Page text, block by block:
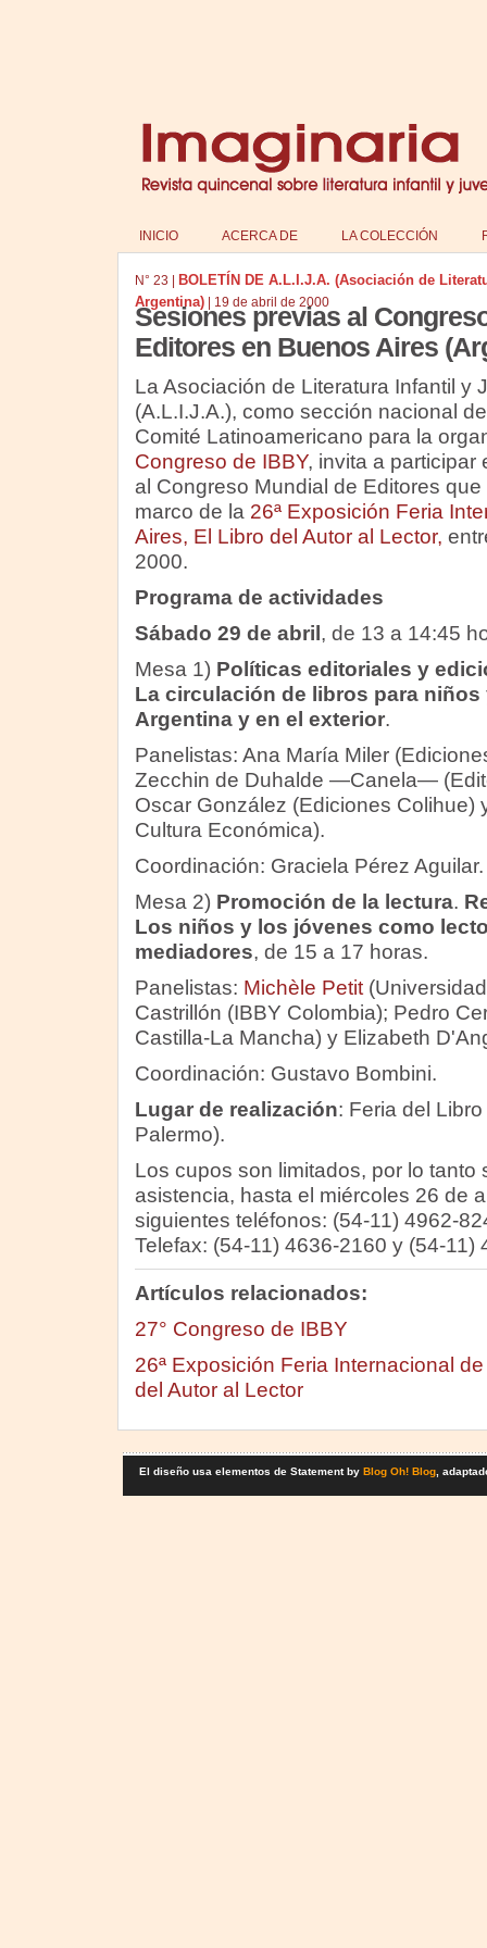
INICIO ACERCA DE LA COLECCIÓN
N° 23
BOLETÍN DE A.L.I.J.A. (Asociación de
Argentina)| 19 de abril de 2000
Sesiones previas al
Editores en Buenos Aires
La Asociación de Literatura Infantil y
(A.L.I.J.A.), como sección nacional
Comité Latinoamericano para la
Congreso de IBBY, invita a participar
al Congreso Mundial de Editores
marco de la 26ª Exposición Feria
Aires, El Libro del Autor al Lector,
2000.
Programa de actividades
Sábado 29 de abril , de 13 a 14:45
Mesa 1) Políticas editoriales y
La circulación de libros para niños
Argentina y en el exterior.
Panelistas: Ana María Miler
Zecchin de Duhalde —Canela—
Oscar González (Ediciones Colihue)
Cultura Económica).
Coordinación: Graciela Pérez Aguilar.
Mesa 2) Promoción de la lectura.
Los niños y los jóvenes como
mediadores, de 15 a 17 horas.
Panelistas: Michèle Petit
Castrillón (IBBY Colombia); Pedro
Castilla-La Mancha) y Elizabeth
Coordinación: Gustavo Bombini.
Lugar de realización: Feria del
Palermo).
Los cupos son limitados, por lo tanto
asistencia, hasta el miércoles 26 de
siguientes teléfonos: (54-11) 4962-
Telefax: (54-11) 4636-2160 y (54-11)
Artículos relacionados:
27° Congreso de IBBY
26ª Exposición Feria Internacional
del Autor al Lector
El diseño usa elementos de Statement by Blog Oh! Blog,